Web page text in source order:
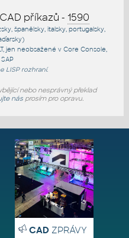
příkazů - 1590
španělsky, italsky, portugalsky,
, jen neobsažené v Core Console
LISP rozhraní.
nebo nesprávný překlad
násprosím pro opravu.
CADZPRÁVY